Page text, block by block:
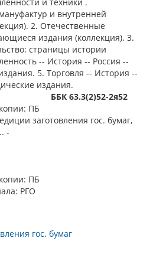
и внутренней
2. Отечественные
издания (коллекция). 3.
страницы истории
-- История -- Россия --
5. Торговля -- История --
издания.
ББК 63.3(2)52-2я52
ПБ
заготовления гос. бумаг,
-
ПБ
РГО
гос. бумаг